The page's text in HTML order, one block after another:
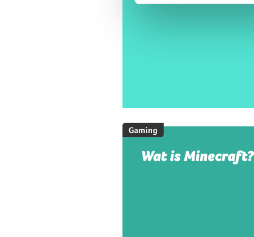
Gaming
Wat is Minecraft?